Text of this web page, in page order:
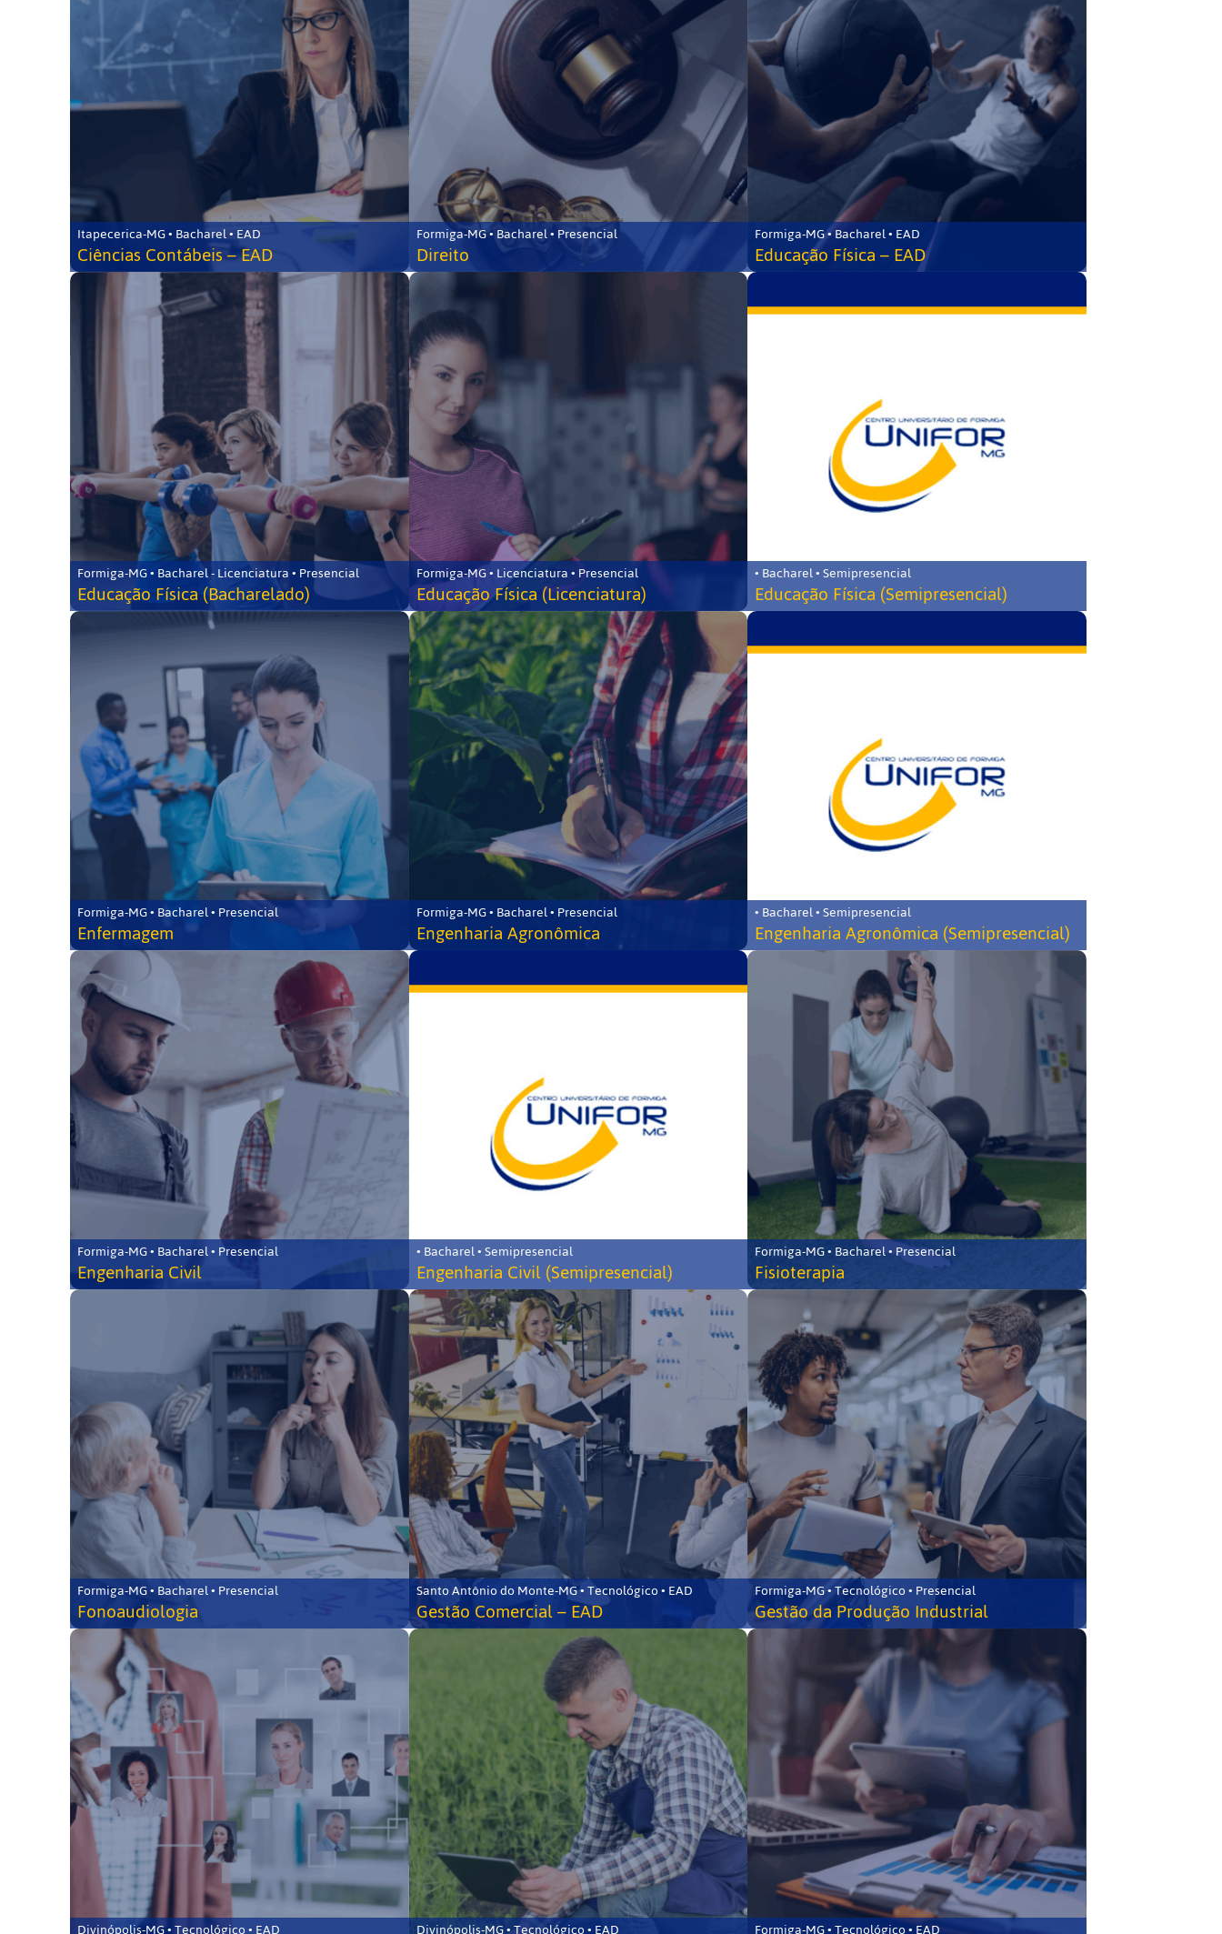
Itapecerica-MG • Bacharel • EAD
Ciências Contábeis – EAD
Formiga-MG • Bacharel • Presencial
Direito
Formiga-MG • Bacharel • EAD
Educação Física – EAD
Formiga-MG • Bacharel - Licenciatura • Presencial
Educação Física (Bacharelado)
Formiga-MG • Licenciatura • Presencial
Educação Física (Licenciatura)
• Bacharel • Semipresencial
Educação Física (Semipresencial)
Formiga-MG • Bacharel • Presencial
Enfermagem
Formiga-MG • Bacharel • Presencial
Engenharia Agronômica
• Bacharel • Semipresencial
Engenharia Agronômica (Semipresencial)
Formiga-MG • Bacharel • Presencial
Engenharia Civil
• Bacharel • Semipresencial
Engenharia Civil (Semipresencial)
Formiga-MG • Bacharel • Presencial
Fisioterapia
Formiga-MG • Bacharel • Presencial
Fonoaudiologia
Santo Antônio do Monte-MG • Tecnológico • EAD
Gestão Comercial – EAD
Formiga-MG • Tecnológico • Presencial
Gestão da Produção Industrial